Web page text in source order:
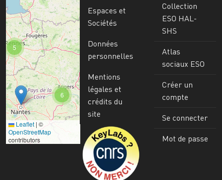
6
5
Leaflet | ©
OpenStreetMap
contributors
Espaces et
Sociétés
Données
personnelles
Mentions
légales et
crédits du
site
Image
Collection
ESO HAL-
SHS
Atlas
sociaux ESO
Créer un
compte
Se connecter
Mot de passe